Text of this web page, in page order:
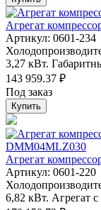
Агрегат
Артикул: 0601-234
3,27 кВт.
143 959.37 ₽
Под заказ
Купить
Агрегат
Артикул: 0601-220
6,82 кВт. Агрегат